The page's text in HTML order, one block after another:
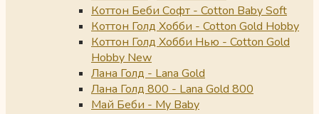
Коттон Беби Софт - Cotton Baby Soft
Коттон Голд Хобби - Cotton Gold Hobby
Коттон Голд Хобби Нью - Cotton Gold
Hobby New
Лана Голд - Lana Gold
Лана Голд 800 - Lana Gold 800
Май Беби - My Baby